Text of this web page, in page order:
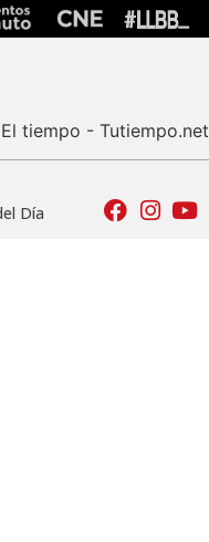
El tiempo - Tutiempo.net
Día